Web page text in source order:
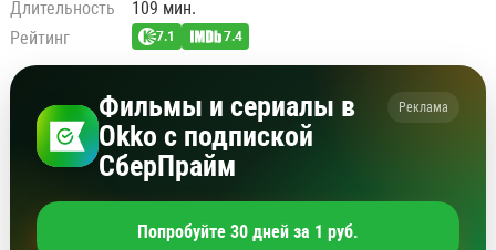
Длительность
109 мин.
Рейтинг
7.1 7.4
Фильмы и сериалы в
Okko с подпиской
СберПрайм
Реклама
Попробуйте 30 дней за 1 руб.